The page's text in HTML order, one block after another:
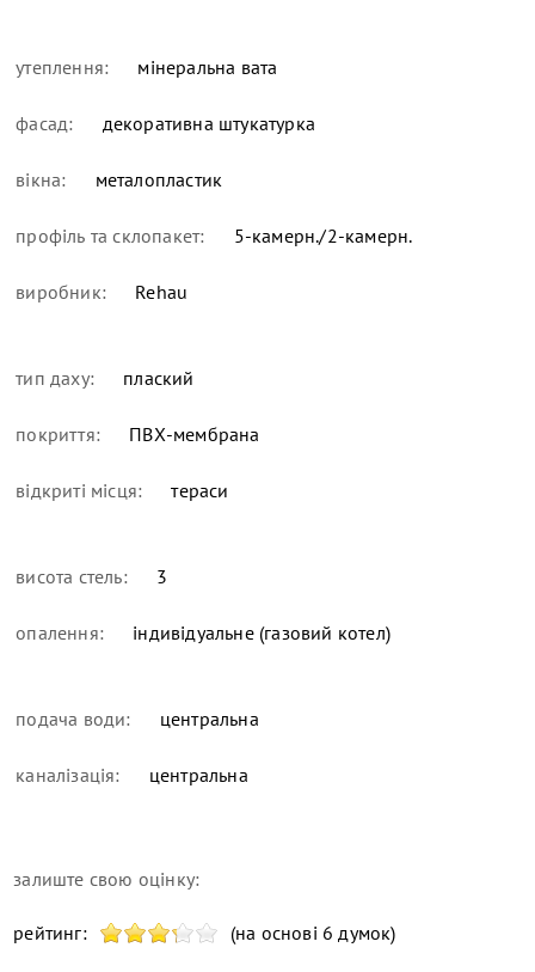
утеплення: мінеральна вата
фасад: декоративна штукатурка
вікна: металопластик
профіль та склопакет: 5-камерн./2-камерн.
виробник: Rehau
тип даху: плаский
покриття: ПВХ-мембрана
відкриті місця: тераси
висота стель: 3
опалення: індивідуальне (газовий котел)
подача води: центральна
каналізація: центральна
залиште свою оцінку:
рейтинг: (на основі 6 думок)